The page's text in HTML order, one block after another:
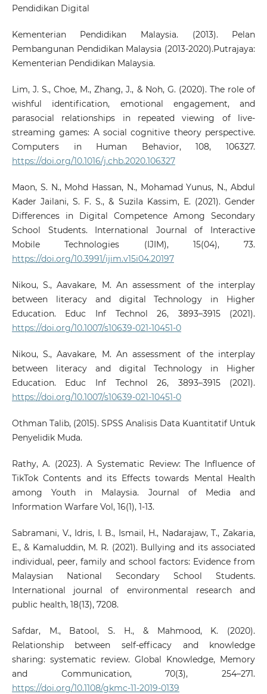
Pendidikan Digital
Kementerian Pendidikan Malaysia. (2013). Pelan
Pembangunan Pendidikan Malaysia (2013-2020).Putrajaya:
Kementerian Pendidikan Malaysia.
Lim, J. S., Choe, M., Zhang, J., & Noh, G. (2020). The role of
wishful identification, emotional engagement, and
parasocial relationships in repeated viewing of live-
streaming games: A social cognitive theory perspective.
Computers in Human Behavior, 108, 106327.
https://doi.org/10.1016/j.chb.2020.106327
Maon, S. N., Mohd Hassan, N., Mohamad Yunus, N., Abdul
Kader Jailani, S. F. S., & Suzila Kassim, E. (2021). Gender
Differences in Digital Competence Among Secondary
School Students. International Journal of Interactive
Mobile Technologies (IJIM), 15(04), 73.
https://doi.org/10.3991/ijim.v15i04.20197
Nikou, S., Aavakare, M. An assessment of the interplay
between literacy and digital Technology in Higher
Education. Educ Inf Technol 26, 3893–3915 (2021).
https://doi.org/10.1007/s10639-021-10451-0
Nikou, S., Aavakare, M. An assessment of the interplay
between literacy and digital Technology in Higher
Education. Educ Inf Technol 26, 3893–3915 (2021).
https://doi.org/10.1007/s10639-021-10451-0
Othman Talib, (2015). SPSS Analisis Data Kuantitatif Untuk
Penyelidik Muda.
Rathy, A. (2023). A Systematic Review: The Influence of
TikTok Contents and its Effects towards Mental Health
among Youth in Malaysia. Journal of Media and
Information Warfare Vol, 16(1), 1-13.
Sabramani, V., Idris, I. B., Ismail, H., Nadarajaw, T., Zakaria,
E., & Kamaluddin, M. R. (2021). Bullying and its associated
individual, peer, family and school factors: Evidence from
Malaysian National Secondary School Students.
International journal of environmental research and
public health, 18(13), 7208.
Safdar, M., Batool, S. H., & Mahmood, K. (2020).
Relationship between self-efficacy and knowledge
sharing: systematic review. Global Knowledge, Memory
and Communication, 70(3), 254–271.
https://doi.org/10.1108/gkmc-11-2019-0139